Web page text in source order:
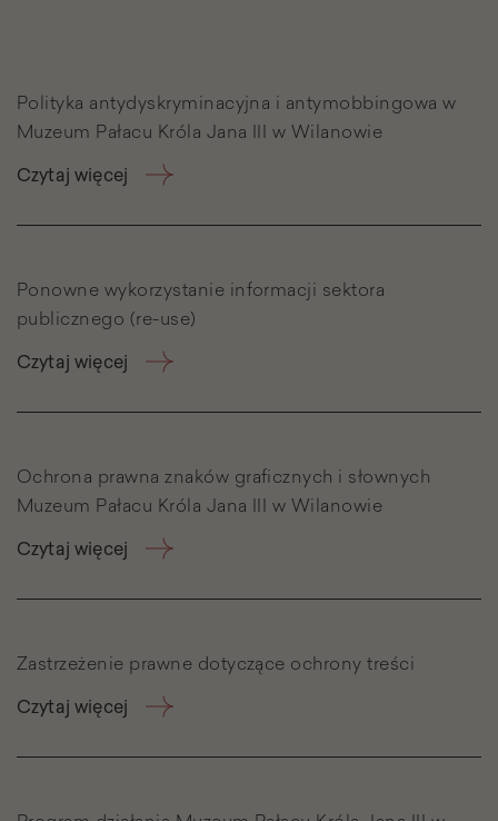
Polityka antydyskryminacyjna i antymobbingowa w
Muzeum Pałacu Króla Jana III w Wilanowie
Czytaj więcej
Ponowne wykorzystanie informacji sektora
publicznego (re-use)
Czytaj więcej
Ochrona prawna znaków graficznych i słownych
Muzeum Pałacu Króla Jana III w Wilanowie
Czytaj więcej
Zastrzeżenie prawne dotyczące ochrony treści
Czytaj więcej